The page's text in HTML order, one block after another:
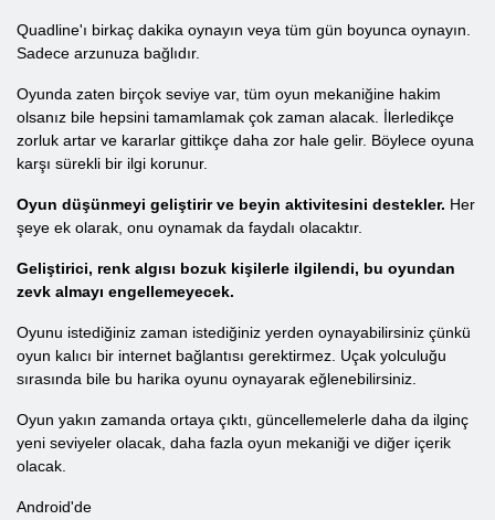
Quadline'ı birkaç dakika oynayın veya tüm gün boyunca oynayın.
Sadece arzunuza bağlıdır.
Oyunda zaten birçok seviye var, tüm oyun mekaniğine hakim
olsanız bile hepsini tamamlamak çok zaman alacak. İlerledikçe
zorluk artar ve kararlar gittikçe daha zor hale gelir. Böylece oyuna
karşı sürekli bir ilgi korunur.
Oyun düşünmeyi geliştirir ve beyin aktivitesini destekler. Her
şeye ek olarak, onu oynamak da faydalı olacaktır.
Geliştirici, renk algısı bozuk kişilerle ilgilendi, bu oyundan
zevk almayı engellemeyecek.
Oyunu istediğiniz zaman istediğiniz yerden oynayabilirsiniz çünkü
oyun kalıcı bir internet bağlantısı gerektirmez. Uçak yolculuğu
sırasında bile bu harika oyunu oynayarak eğlenebilirsiniz.
Oyun yakın zamanda ortaya çıktı, güncellemelerle daha da ilginç
yeni seviyeler olacak, daha fazla oyun mekaniği ve diğer içerik
olacak.
Android'de